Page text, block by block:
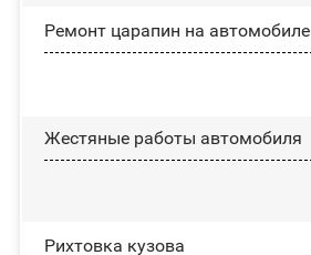
Ремонт царапин на автомобиле
Жестяные работы автомобиля
Рихтовка кузова